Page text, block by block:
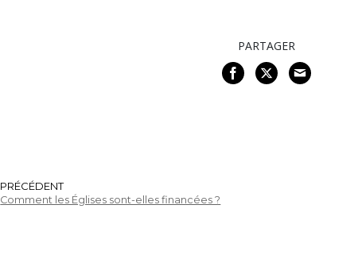
PARTAGER
PRÉCÉDENT
Comment les Églises sont-elles financées ?